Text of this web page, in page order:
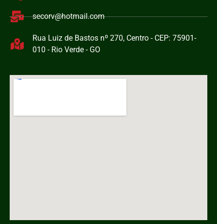
secorv@hotmail.com
Rua Luiz de Bastos nº 270, Centro - CEP: 75901-
010 - Rio Verde - GO